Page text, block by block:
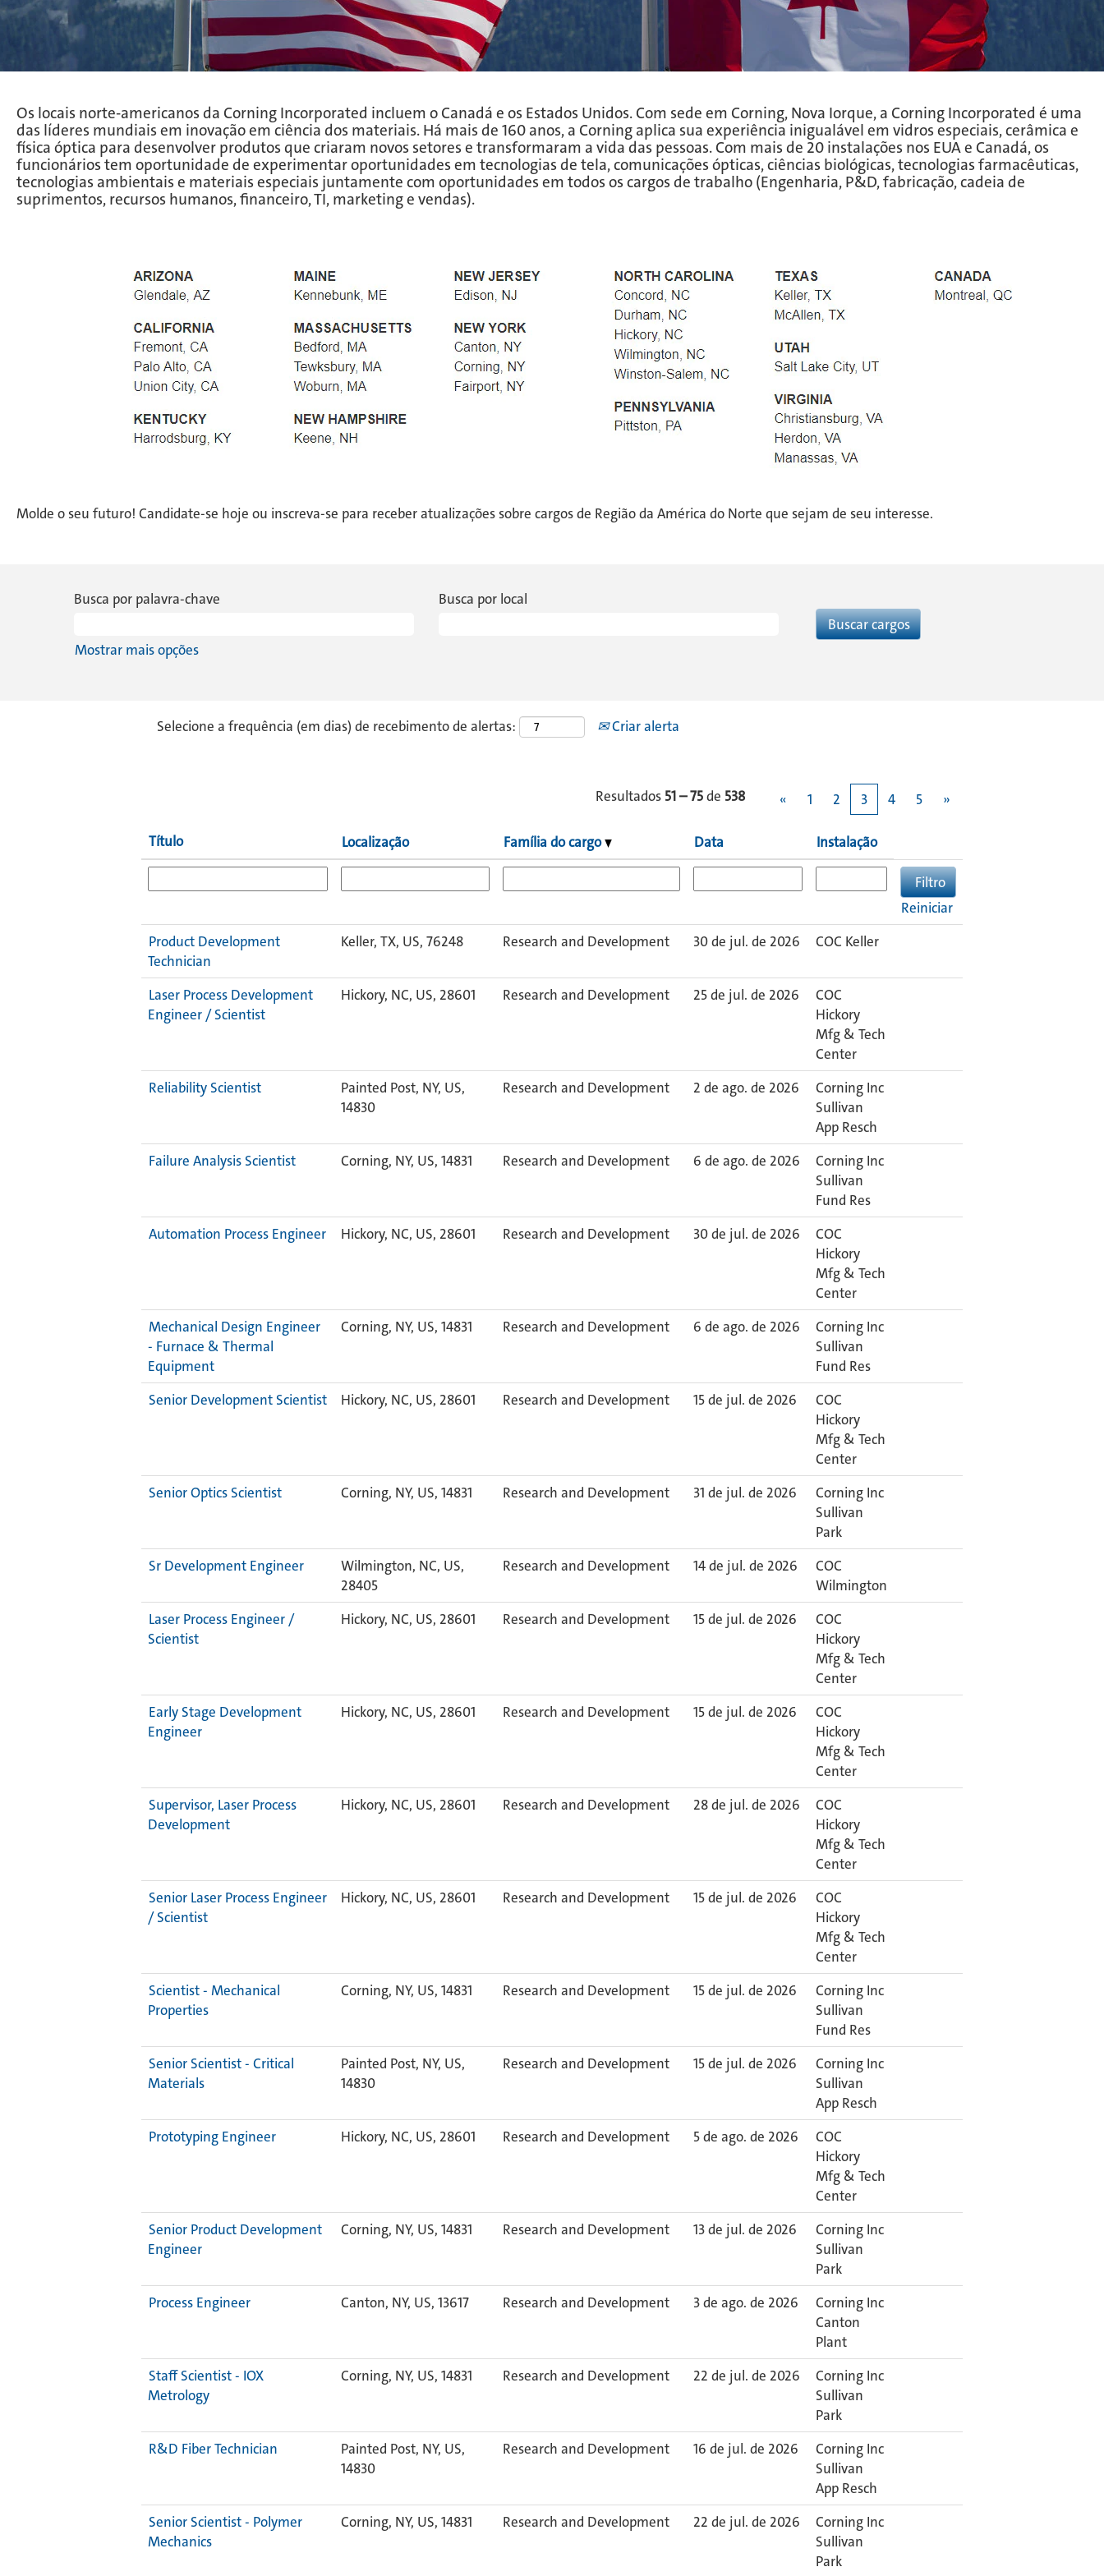
Os locais norte-americanos da Corning Incorporated incluem o Canadá e os Estados Unidos. Com sede em Corning, Nova Iorque, a Corning Incorporated é uma
das líderes mundiais em inovação em ciência dos materiais. Há mais de 160 anos, a Corning aplica sua experiência inigualável em vidros especiais, cerâmica e
física óptica para desenvolver produtos que criaram novos setores e transformaram a vida das pessoas. Com mais de 20 instalações nos EUA e Canadá, os
funcionários tem oportunidade de experimentar oportunidades em tecnologias de tela, comunicações ópticas, ciências biológicas, tecnologias farmacêuticas,
tecnologias ambientais e materiais especiais juntamente com oportunidades em todos os cargos de trabalho (Engenharia, P&D, fabricação, cadeia de
suprimentos, recursos humanos, financeiro, TI, marketing e vendas).
Molde o seu futuro! Candidate-se hoje ou inscreva-se para receber atualizações sobre cargos de Região da América do Norte que sejam de seu interesse.
Busca por palavra-chave Busca por local
Mostrar mais opções
Selecione a frequência (em dias) de recebimento de alertas: Criar alerta
Resultados 51 – 75de 538 « 1 2 3 4 5 »
Título Localização Família do cargo Data Instalação
Reiniciar
Product Development
Technician
Keller, TX, US, 76248 Research and Development 30 de jul. de 2026 COC Keller
Laser Process Development
Engineer / Scientist
Hickory, NC, US, 28601 Research and Development 25 de jul. de 2026
COC
Hickory
Mfg & Tech
Center
Reliability Scientist
Painted Post, NY, US,
14830
Research and Development 2 de ago. de 2026
Corning Inc
Sullivan
App Resch
Failure Analysis Scientist
Corning, NY, US, 14831 Research and Development 6 de ago. de 2026
Corning Inc
Sullivan
Fund Res
Automation Process Engineer
Hickory, NC, US, 28601 Research and Development 30 de jul. de 2026
COC
Hickory
Mfg & Tech
Center
Mechanical Design Engineer
- Furnace & Thermal
Equipment
Corning, NY, US, 14831 Research and Development 6 de ago. de 2026
Corning Inc
Sullivan
Fund Res
Senior Development Scientist
Hickory, NC, US, 28601 Research and Development 15 de jul. de 2026
COC
Hickory
Mfg & Tech
Center
Senior Optics Scientist
Corning, NY, US, 14831 Research and Development 31 de jul. de 2026
Corning Inc
Sullivan
Park
Sr Development Engineer
Wilmington, NC, US,
28405
Research and Development 14 de jul. de 2026
COC
Wilmington
Laser Process Engineer /
Scientist
Hickory, NC, US, 28601 Research and Development 15 de jul. de 2026
COC
Hickory
Mfg & Tech
Center
Early Stage Development
Engineer
Hickory, NC, US, 28601 Research and Development 15 de jul. de 2026
COC
Hickory
Mfg & Tech
Center
Supervisor, Laser Process
Development
Hickory, NC, US, 28601 Research and Development 28 de jul. de 2026
COC
Hickory
Mfg & Tech
Center
Senior Laser Process Engineer
/ Scientist
Hickory, NC, US, 28601 Research and Development 15 de jul. de 2026
COC
Hickory
Mfg & Tech
Center
Scientist - Mechanical
Properties
Corning, NY, US, 14831 Research and Development 15 de jul. de 2026
Corning Inc
Sullivan
Fund Res
Senior Scientist - Critical
Materials
Painted Post, NY, US,
14830
Research and Development 15 de jul. de 2026
Corning Inc
Sullivan
App Resch
Prototyping Engineer
Hickory, NC, US, 28601 Research and Development 5 de ago. de 2026
COC
Hickory
Mfg & Tech
Center
Senior Product Development
Engineer
Corning, NY, US, 14831 Research and Development 13 de jul. de 2026
Corning Inc
Sullivan
Park
Process Engineer
Canton, NY, US, 13617 Research and Development 3 de ago. de 2026
Corning Inc
Canton
Plant
Staff Scientist - IOX
Metrology
Corning, NY, US, 14831 Research and Development 22 de jul. de 2026
Corning Inc
Sullivan
Park
R&D Fiber Technician
Painted Post, NY, US,
14830
Research and Development 16 de jul. de 2026
Corning Inc
Sullivan
App Resch
Senior Scientist - Polymer
Mechanics
Corning, NY, US, 14831 Research and Development 22 de jul. de 2026
Corning Inc
Sullivan
Park